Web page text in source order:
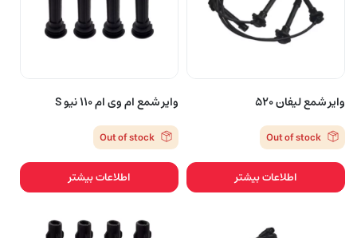
وایر شمع لیفان ۵۲۰
Out of stock
اطلاعات بیشتر
وایر شمع ام وی ام 110 نیو S
Out of stock
اطلاعات بیشتر